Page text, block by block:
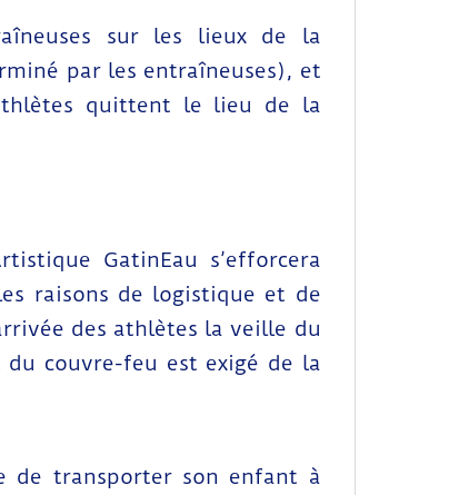
sur les lieux de la
par les entraîneuses), et
quittent le lieu de la
GatinEau s’efforcera
raisons de logistique et de
des athlètes la veille du
couvre-feu est exigé de la
de transporter son enfant à